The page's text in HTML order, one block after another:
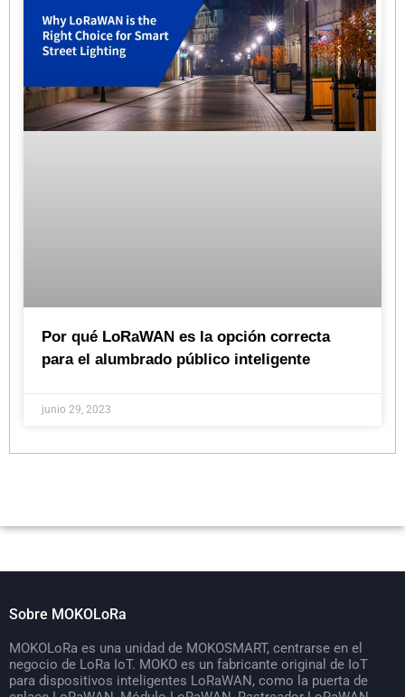
Por qué LoRaWAN es la opción correcta
para el alumbrado público inteligente
junio 29, 2023
Sobre MOKOLoRa
MOKOLoRa es una unidad de MOKOSMART, centrarse en el
negocio de LoRa IoT. MOKO es un fabricante original de IoT
para dispositivos inteligentes LoRaWAN, como la puerta de